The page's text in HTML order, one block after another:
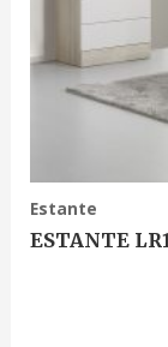
Estante
ESTANTE